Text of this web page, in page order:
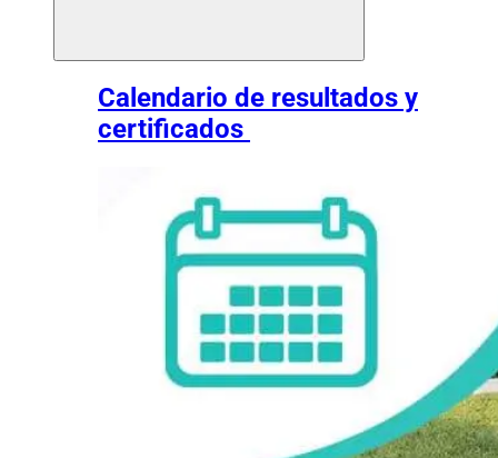
Calendario de resultados y
certificados